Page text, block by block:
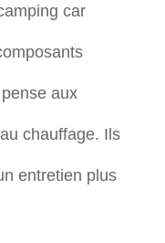
car
aux
chauffage. Ils
entretien plus